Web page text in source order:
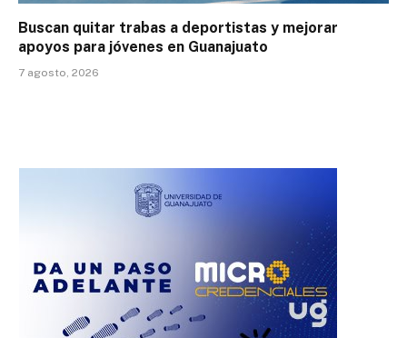
Buscan quitar trabas a deportistas y mejorar
apoyos para jóvenes en Guanajuato
7 agosto, 2026